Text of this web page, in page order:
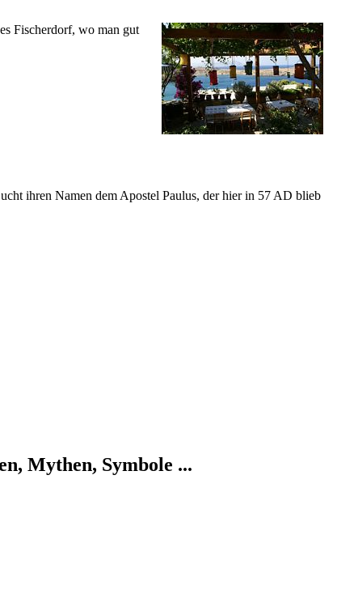
Fischerdorf, wo man gut
ihren Namen dem Apostel Paulus, der hier in 57 AD blieb
Mythen, Symbole ...